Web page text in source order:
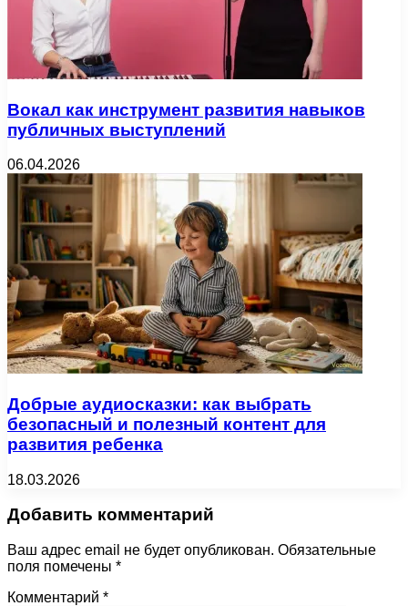
Вокал как инструмент развития навыков
публичных выступлений
06.04.2026
Добрые аудиосказки: как выбрать
безопасный и полезный контент для
развития ребенка
18.03.2026
Добавить комментарий
Ваш адрес email не будет опубликован. Обязательные
поля помечены *
Комментарий *